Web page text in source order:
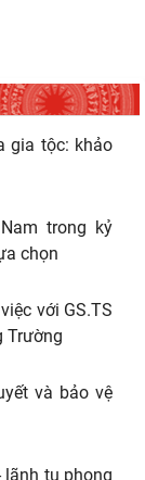
thiện hệ
hiện
thiện hệ
hiện
tộc: khảo
trong kỷ
chọn
với GS.TS
và bảo vệ